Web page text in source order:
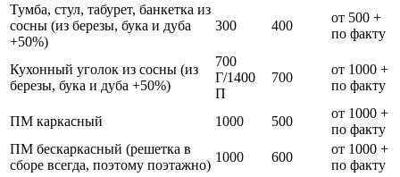
Тумба, стул, табурет, банкетка из
сосны (из березы, бука и дуба
+50%)
300 400
от 500 +
по факту
Кухонный уголок из сосны (из
березы, бука и дуба +50%)
700
Г/1400
П
700
от 1000 +
по факту
ПМ каркасный 1000 500
от 1000 +
по факту
ПМ бескаркасный (решетка в
сборе всегда, поэтому поэтажно)
1000 600
от 1000 +
по факту